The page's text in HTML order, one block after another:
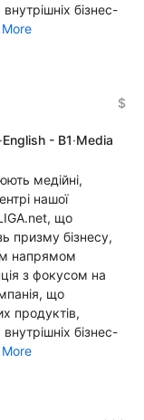
бізнес-
More
$
·English - B1·Media
медійні,
нашої
що
призму бізнесу,
напрямом
з фокусом на
що
продуктів,
бізнес-
More